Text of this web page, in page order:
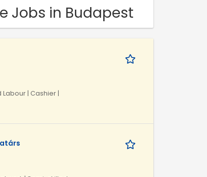
Jobs in Budapest
| Cashier |